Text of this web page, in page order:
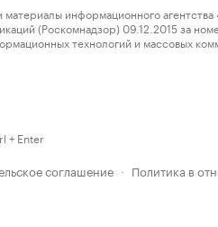
информационного агентства
(Роскомнадзор) 09.12.2015 за
технологий и массовых
+ Enter
соглашение · Политика в